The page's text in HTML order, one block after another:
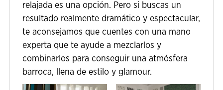
relajada es una opción. Pero si buscas un
resultado realmente dramático y espectacular,
te aconsejamos que cuentes con una mano
experta que te ayude a mezclarlos y
combinarlos para conseguir una atmósfera
barroca, llena de estilo y glamour.